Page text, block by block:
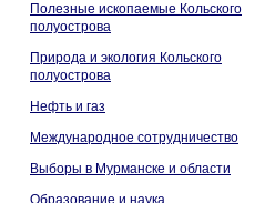
Полезные ископаемые Кольского
полуострова
Природа и экология Кольского
полуострова
Нефть и газ
Международное сотрудничество
Выборы в Мурманске и области
Образование и наука